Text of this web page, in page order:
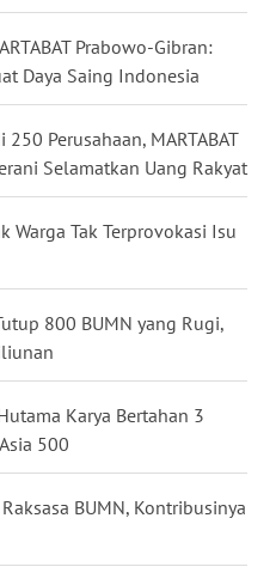
Prabowo-Gibran:
Daya Saing Indonesia
Perusahaan, MARTABAT
Selamatkan Uang Rakyat
Warga Tak Terprovokasi Isu
800 BUMN yang Rugi,
Karya Bertahan 3
500
BUMN, Kontribusinya